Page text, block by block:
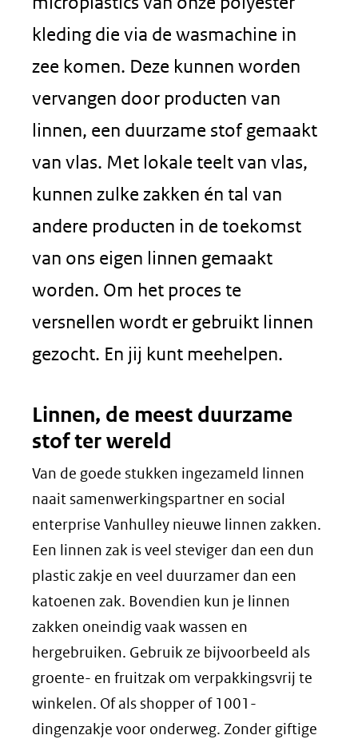
kleding die via de wasmachine in
zee komen. Deze kunnen worden
vervangen door producten van
linnen, een duurzame stof gemaakt
van vlas. Met lokale teelt van vlas,
kunnen zulke zakken én tal van
andere producten in de toekomst
van ons eigen linnen gemaakt
worden. Om het proces te
versnellen wordt er gebruikt linnen
gezocht. En jij kunt meehelpen.
Linnen, de meest duurzame
stof ter wereld
Van de goede stukken ingezameld linnen
naait samenwerkingspartner en social
enterprise Vanhulley nieuwe linnen zakken.
Een linnen zak is veel steviger dan een dun
plastic zakje en veel duurzamer dan een
katoenen zak. Bovendien kun je linnen
zakken oneindig vaak wassen en
hergebruiken. Gebruik ze bijvoorbeeld als
groente- en fruitzak om verpakkingsvrij te
winkelen. Of als shopper of 1001-
dingenzakje voor onderweg. Zonder giftige